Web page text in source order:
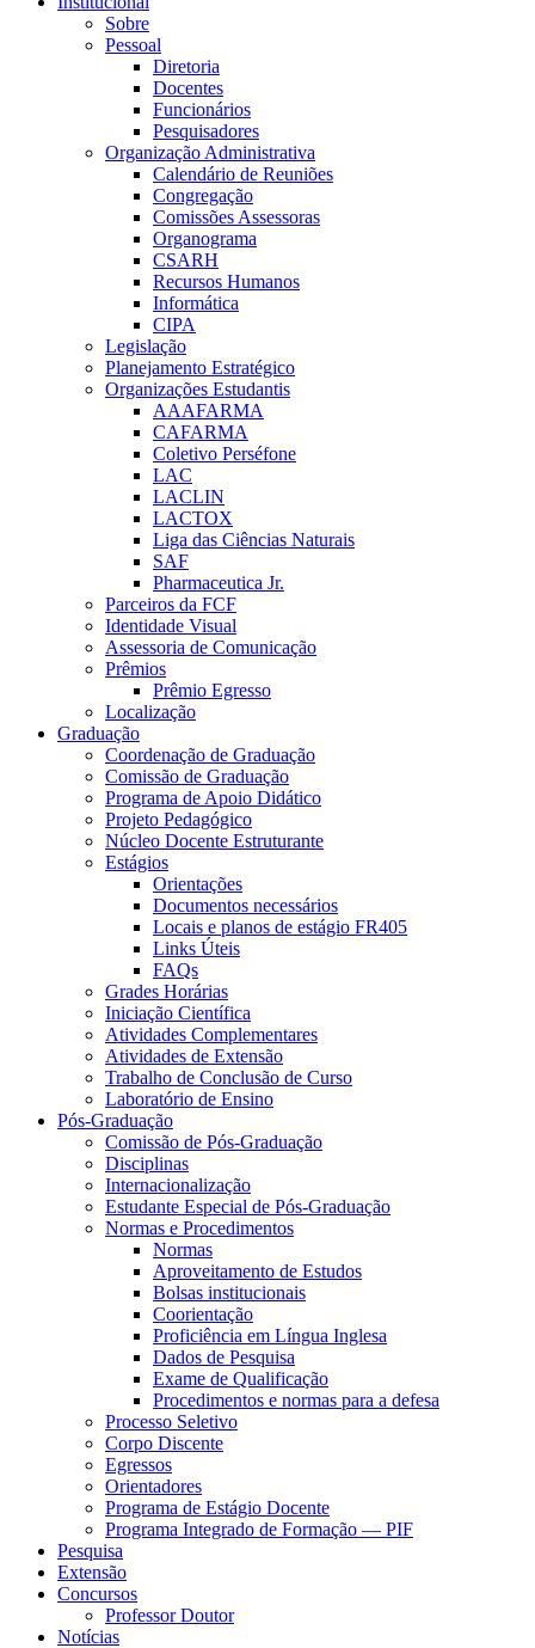
Sobre
Pessoal
Diretoria
Docentes
Funcionários
Pesquisadores
Organização Administrativa
Calendário de Reuniões
Congregação
Comissões Assessoras
Organograma
CSARH
Recursos Humanos
Informática
CIPA
Legislação
Planejamento Estratégico
Organizações Estudantis
AAAFARMA
CAFARMA
Coletivo Perséfone
LAC
LACLIN
LACTOX
Liga das Ciências Naturais
SAF
Pharmaceutica Jr.
Parceiros da FCF
Identidade Visual
Assessoria de Comunicação
Prêmios
Prêmio Egresso
Localização
Graduação
Coordenação de Graduação
Comissão de Graduação
Programa de Apoio Didático
Projeto Pedagógico
Núcleo Docente Estruturante
Estágios
Orientações
Documentos necessários
Locais e planos de estágio FR405
Links Úteis
FAQs
Grades Horárias
Iniciação Científica
Atividades Complementares
Atividades de Extensão
Trabalho de Conclusão de Curso
Laboratório de Ensino
Pós-Graduação
Comissão de Pós-Graduação
Disciplinas
Internacionalização
Estudante Especial de Pós-Graduação
Normas e Procedimentos
Normas
Aproveitamento de Estudos
Bolsas institucionais
Coorientação
Proficiência em Língua Inglesa
Dados de Pesquisa
Exame de Qualificação
Procedimentos e normas para a defesa
Processo Seletivo
Corpo Discente
Egressos
Orientadores
Programa de Estágio Docente
Programa Integrado de Formação — PIF
Pesquisa
Extensão
Concursos
Professor Doutor
Notícias